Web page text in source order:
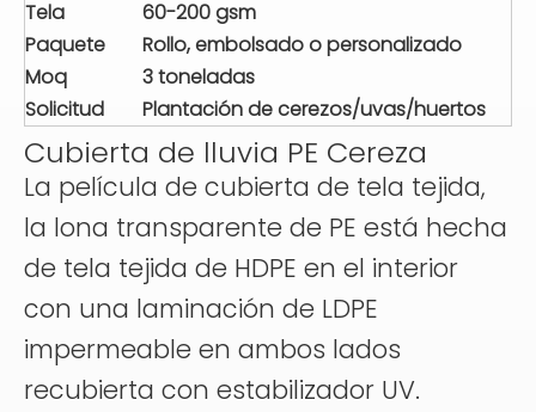
Tela
60-200 gsm
Paquete
Rollo, embolsado o personalizado
Moq
3 toneladas
Solicitud
Plantación de cerezos/uvas/huertos
Cubierta de lluvia PE Cereza
La película de cubierta de tela tejida,
la lona transparente de PE está hecha
de tela tejida de HDPE en el interior
con una laminación de LDPE
impermeable en ambos lados
recubierta con estabilizador UV.